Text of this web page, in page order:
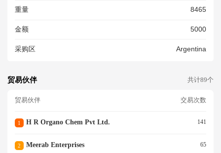
重量 8465
金额 5000
采购区 Argentina
贸易伙伴 共计89个
贸易伙伴 交易次数
1 H R Organo Chem Pvt Ltd. 141
2 Meerab Enterprises 65